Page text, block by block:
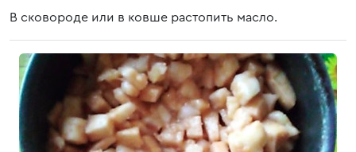
В сковороде или в ковше растопить масло.